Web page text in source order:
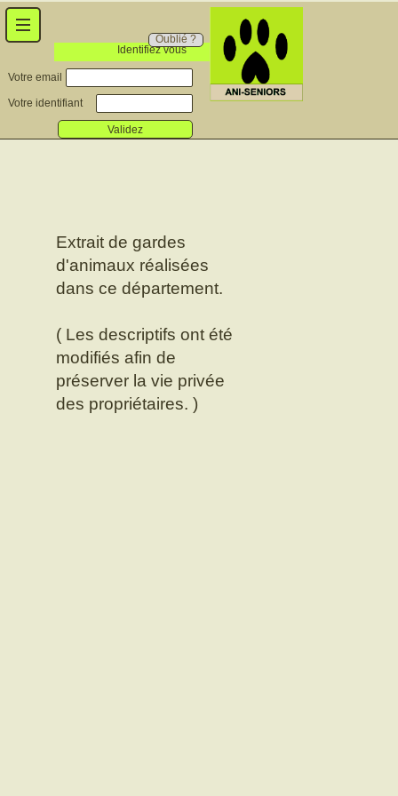
Identifiez vous
Oublié ?
Votre email
Votre identifiant
Validez
Extrait de gardes
d'animaux réalisées
dans ce département.
( Les descriptifs ont été
modifiés afin de
préserver la vie privée
des propriétaires. )